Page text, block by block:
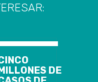
DE